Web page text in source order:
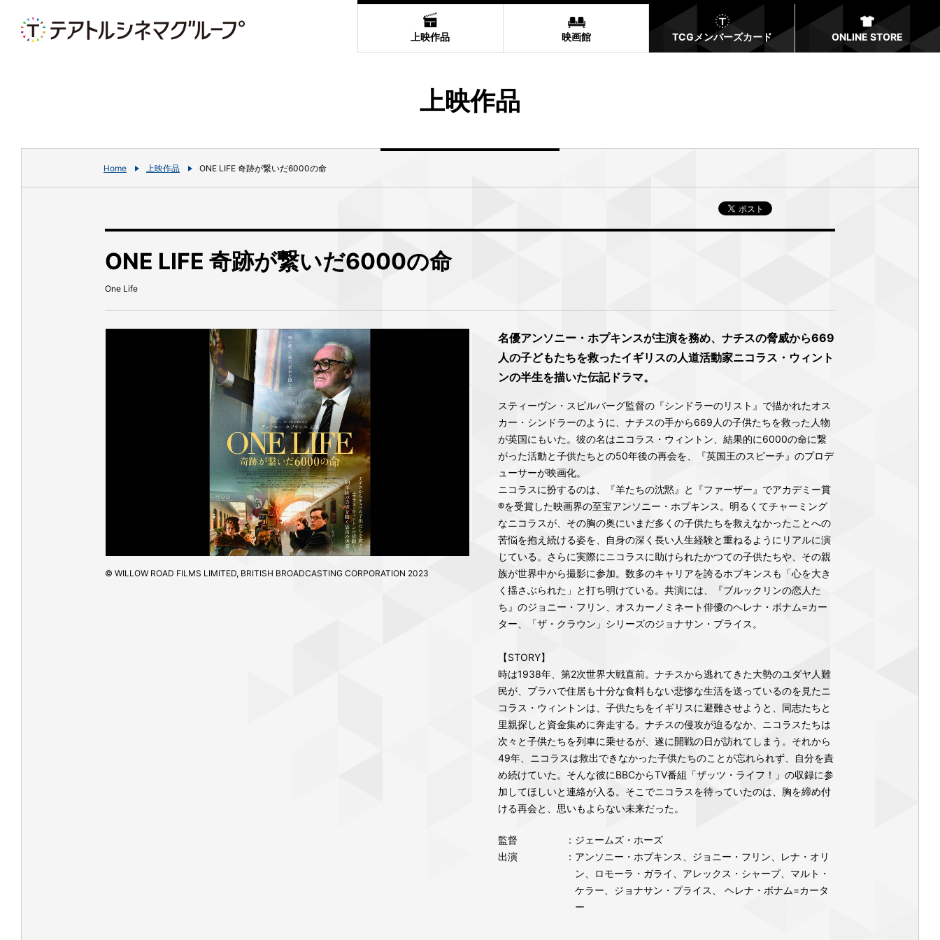
上映作品 映画館 TCGメンバーズカード ONLINE STORE
上映作品
Home 上映作品 ONE LIFE 奇跡が繋いだ6000の命
ONE LIFE 奇跡が繋いだ6000の命
One Life
© WILLOW ROAD FILMS LIMITED, BRITISH BROADCASTING CORPORATION 2023
名優アンソニー・ホプキンスが主演を務め、ナチスの脅威から669
人の子どもたちを救ったイギリスの人道活動家ニコラス・ウィント
ンの半生を描いた伝記ドラマ。
スティーヴン・スピルバーグ監督の『シンドラーのリスト』で描かれたオス
カー・シンドラーのように、ナチスの手から669人の子供たちを救った人物
が英国にもいた。彼の名はニコラス・ウィントン、結果的に6000の命に繋
がった活動と子供たちとの50年後の再会を、『英国王のスピーチ』のプロデ
ューサーが映画化。
ニコラスに扮するのは、『羊たちの沈黙』と『ファーザー』でアカデミー賞
®を受賞した映画界の至宝アンソニー・ホプキンス。明るくてチャーミング
なニコラスが、その胸の奥にいまだ多くの子供たちを救えなかったことへの
苦悩を抱え続ける姿を、自身の深く長い人生経験と重ねるようにリアルに演
じている。さらに実際にニコラスに助けられたかつての子供たちや、その親
族が世界中から撮影に参加。数多のキャリアを誇るホプキンスも「心を大き
く揺さぶられた」と打ち明けている。共演には、『ブルックリンの恋人た
ち』のジョニー・フリン、オスカーノミネート俳優のヘレナ・ボナム=カー
ター、「ザ・クラウン」シリーズのジョナサン・プライス。
【STORY】
時は1938年、第2次世界大戦直前。ナチスから逃れてきた大勢のユダヤ人難
民が、プラハで住居も十分な食料もない悲惨な生活を送っているのを見たニ
コラス・ウィントンは、子供たちをイギリスに避難させようと、同志たちと
里親探しと資金集めに奔走する。ナチスの侵攻が迫るなか、ニコラスたちは
次々と子供たちを列車に乗せるが、遂に開戦の日が訪れてしまう。それから
49年、ニコラスは救出できなかった子供たちのことが忘れられず、自分を責
め続けていた。そんな彼にBBCからTV番組「ザッツ・ライフ！」の収録に参
加してほしいと連絡が入る。そこでニコラスを待っていたのは、胸を締め付
ける再会と、思いもよらない未来だった。
監督
：ジェームズ・ホーズ
出演
：アンソニー・ホプキンス、ジョニー・フリン、レナ・オリ
ン、ロモーラ・ガライ、アレックス・シャープ、マルト・
ケラー、ジョナサン・プライス、 ヘレナ・ボナム=カータ
ー